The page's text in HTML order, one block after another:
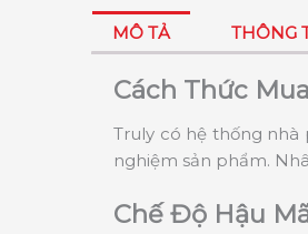
MÔ TẢ THÔNG
Cách Thức
Truly có hệ thống nhà
nghiệm sản phẩm.
Chế Độ Hậu